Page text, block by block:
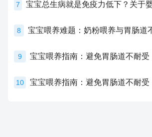
7
8
9 宝宝喂养指南：避免胃肠道不耐受
10 宝宝喂养指南：避免胃肠道不耐受